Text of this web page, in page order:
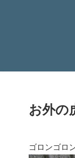
お外の
ゴロンゴロ